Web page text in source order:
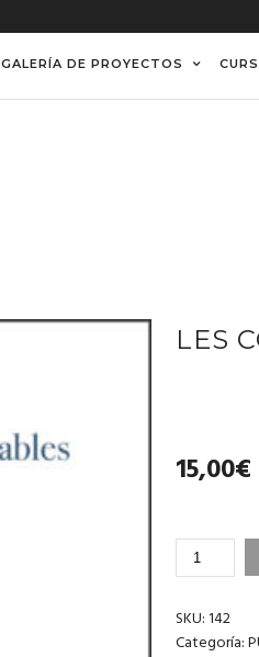
GALERÍA DE PROYECTOS
LES
15,00€
LES
CANTIDAD
SKU:142
Categoría: